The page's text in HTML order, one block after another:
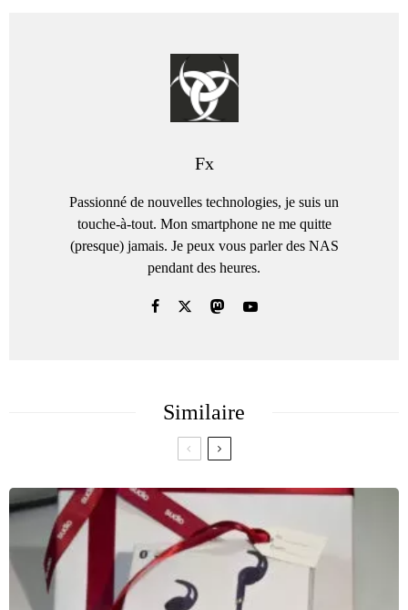
Fx
Passionné de nouvelles technologies, je suis un
touche-à-tout. Mon smartphone ne me quitte
(presque) jamais. Je peux vous parler des NAS
pendant des heures.
Similaire